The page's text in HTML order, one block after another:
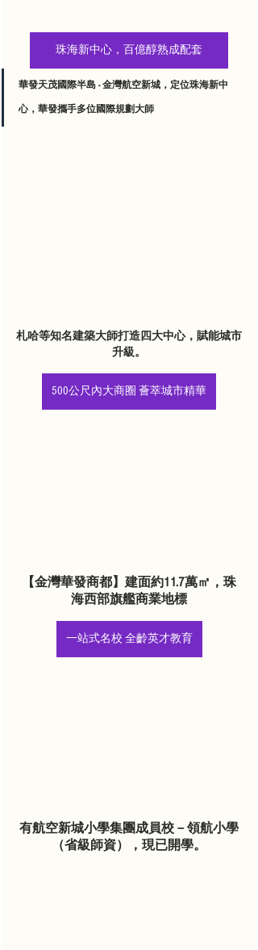
珠海新中心，百億醇熟成配套
華發天茂國際半島 - 金灣航空新城，定位珠海新中
心，華發攜手多位國際規劃大師
札哈等知名建築大師打造四大中心，賦能城市
升級。
500公尺內大商圈 薈萃城市精華
【金灣華發商都】建面約11.7萬㎡，珠
海西部旗艦商業地標
一站式名校 全齡英才教育
有航空新城小學集團成員校－領航小學
（省級師資），現已開學。